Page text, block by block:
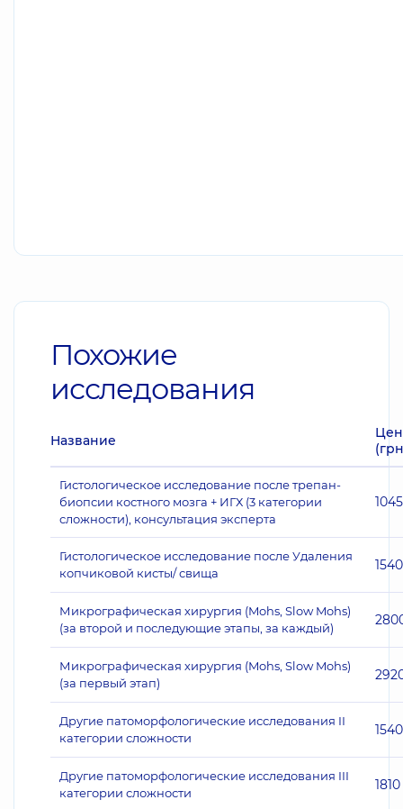
Похожие
исследования
Название
Гистологическое исследование после трепан-
биопсии костного мозга + ИГХ (3 категории
сложности), консультация эксперта
Гистологическое исследование после Удаления
копчиковой кисты/ свища
1540
Микрографическая хирургия (Mohs, Slow Mohs)
(за второй и последующие этапы, за каждый)
Микрографическая хирургия (Mohs, Slow Mohs)
(за первый этап)
Другие патоморфологические исследования II
категории сложности
1540
Другие патоморфологические исследования III
категории сложности
1810